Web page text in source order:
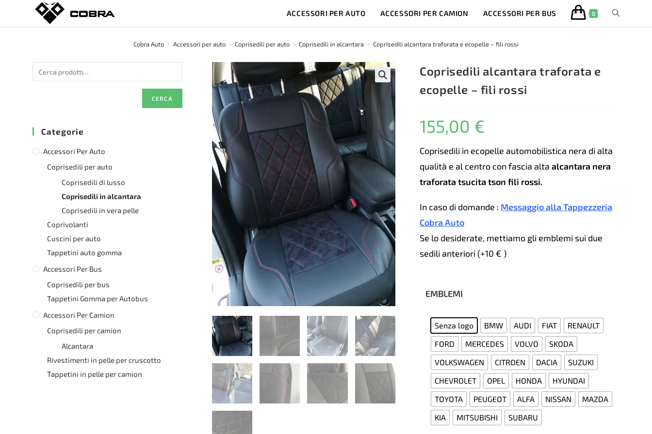
contenuto
ACCESSORI PER AUTO ACCESSORI PER CAMION ACCESSORI PER BUS 0 ATTIVA/
Cobra Auto > Accessori per auto > Coprisedili per auto > Coprisedili in alcantara > Coprisedili alcantara traforata e ecopelle – fili rossi
Coprisedili alcantara traforata e
ecopelle – fili rossi
155,00 €
Coprisedili in ecopelle automobilistica nera di alta
qualità e al centro con fascia altaalcantara nera
traforata tsucita tson fili rossi.
In caso di domande : Messaggio alla Tappezzeria
Cobra Auto
Se lo desiderate, mettiamo gli emblemi sui due
sedili anteriori (+10 € )
EMBLEMI
Senza logo BMW AUDI FIAT
RENAULT
FORD
MERCEDES VOLVO
SKODA
VOLKSWAGEN
CITROEN DACIA
SUZUKI
CHEVROLET
OPEL HONDA
HYUNDAI
TOYOTA
PEUGEOT ALFA NISSAN
MAZDA
KIA
MITSUBISHI SUBARU
CERCA
Categorie
Accessori Per Auto
Coprisedili per auto
Coprisedili di lusso
Coprisedili in alcantara
Coprisedili in vera pelle
Coprivolanti
Cuscini per auto
Tappetini auto gomma
Accessori Per Bus
Coprisedili per bus
Tappetini Gomma per Autobus
Accessori Per Camion
Coprisedili per camion
Alcantara
Rivestimenti in pelle per cruscotto
Tappetini in pelle per camion